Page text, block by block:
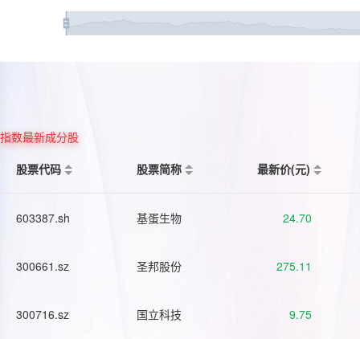
指数最新成分股
股票代码
股票简称 最新价(元)
603387.sh 基蛋生物 24.70
300661.sz 圣邦股份 275.11
300716.sz 国立科技 9.75